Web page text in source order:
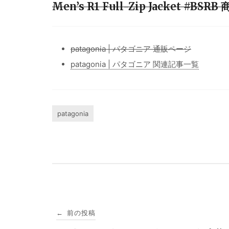
Men’s R1 Full-Zip Jacket #BSRB
patagonia | パタゴニア 通販ページ
patagonia | パタゴニア 関連記事一覧
patagonia
← 前の投稿